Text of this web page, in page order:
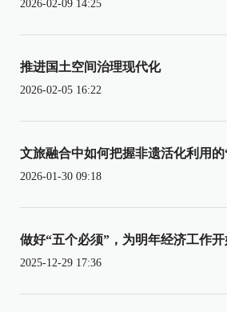
2026-02-09 14:25
推进国土空间治理现代化
2026-02-05 16:22
文旅融合中如何把握非遗活化利用的
2026-01-30 09:18
做好“五个必须”，为明年经济工作
2025-12-29 17:36